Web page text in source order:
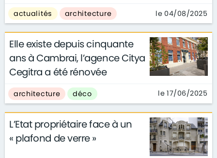
actualités architecture le 04/08/2025
Elle existe depuis cinquante
ans à Cambrai, l’agence Citya
Cegitra a été rénovée
architecture déco le 17/06/2025
L’Etat propriétaire face à un
« plafond de verre »